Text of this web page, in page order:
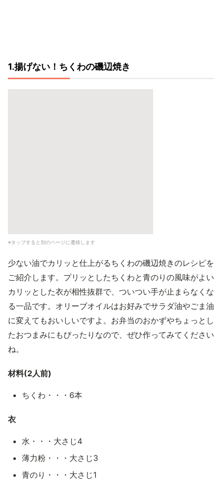
1.揚げない！ちくわの磯辺焼き
※タップすると別のページに遷移します
少ない油でカリッと仕上がるちくわの磯辺焼きのレシピを
ご紹介します。プリッとしたちくわと青のりの風味がよい
カリッとした衣が相性抜群で、ついつい手が止まらなくな
る一品です。オリーブオイルはお好みでサラダ油やごま油
に変えてもおいしいですよ。お弁当のおかずやちょっとし
たおつまみにもぴったりなので、ぜひ作ってみてください
ね。
材料(2人前)
ちくわ・・・6本
衣
水・・・大さじ4
薄力粉・・・大さじ3
青のり・・・大さじ1